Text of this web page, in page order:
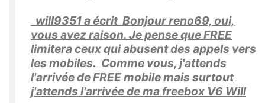
will9351 a écritBonjour reno69, oui,
vous avez raison. Je pense que FREE
limitera ceux qui abusent des appels vers
les mobiles. Comme vous, j'attends
l'arrivée de FREE mobile mais surtout
j'attends l'arrivée de ma freebox V6 Will